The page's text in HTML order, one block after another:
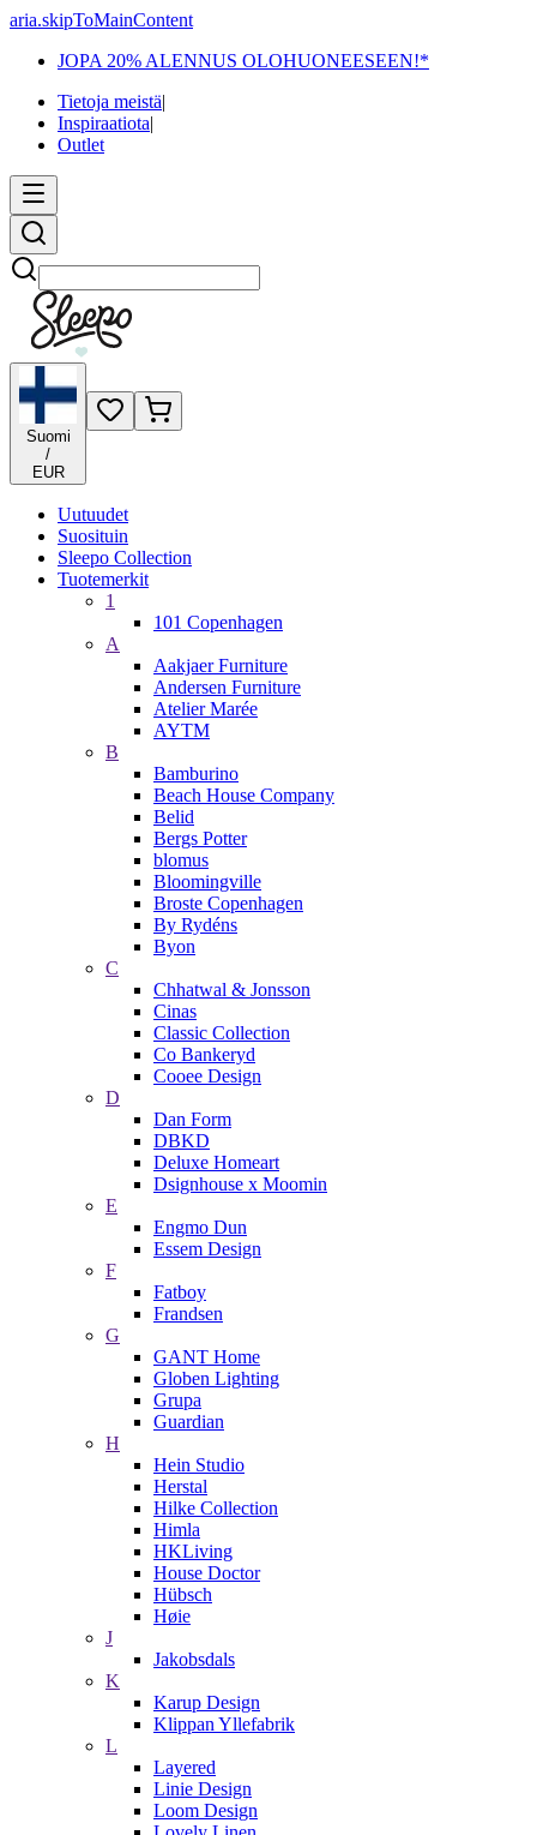
aria.skipToMainContent
JOPA 20% ALENNUS OLOHUONEESEEN!*
Tietoja meistä|
Inspiraatiota|
Outlet
Etsi
Suomi
/
EUR
Uutuudet
Suosituin
Sleepo Collection
Tuotemerkit
1
101 Copenhagen
A
Aakjaer Furniture
Andersen Furniture
Atelier Marée
AYTM
B
Bamburino
Beach House Company
Belid
Bergs Potter
blomus
Bloomingville
Broste Copenhagen
By Rydéns
Byon
C
Chhatwal & Jonsson
Cinas
Classic Collection
Co Bankeryd
Cooee Design
D
Dan Form
DBKD
Deluxe Homeart
Dsignhouse x Moomin
E
Engmo Dun
Essem Design
F
Fatboy
Frandsen
G
GANT Home
Globen Lighting
Grupa
Guardian
H
Hein Studio
Herstal
Hilke Collection
Himla
HKLiving
House Doctor
Hübsch
Høie
J
Jakobsdals
K
Karup Design
Klippan Yllefabrik
L
Layered
Linie Design
Loom Design